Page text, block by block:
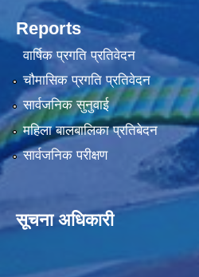
Reports
वार्षिक प्रगति प्रतिवेदन
चौमासिक प्रगति प्रतिवेदन
सार्वजनिक सुनुवाई
महिला बालबालिका प्रतिबेदन
सार्वजनिक परीक्षण
सूचना अधिकारी